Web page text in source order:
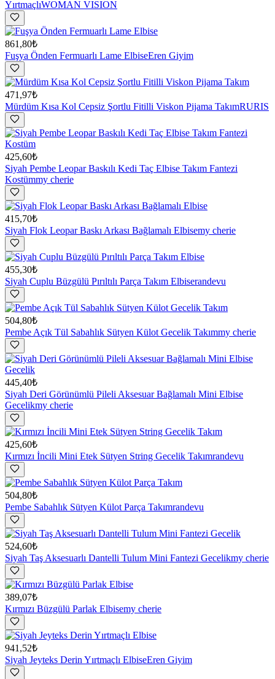
YırtmaçlıWOMAN VISION
861,80₺
Fuşya Önden Fermuarlı Lame ElbiseEren Giyim
471,97₺
Mürdüm Kısa Kol Cepsiz Şortlu Fitilli Viskon Pijama TakımRURIS
425,60₺
Siyah Pembe Leopar Baskılı Kedi Taç Elbise Takım Fantezi
Kostümmy cherie
415,70₺
Siyah Flok Leopar Baskı Arkası Bağlamalı Elbisemy cherie
455,30₺
Siyah Cuplu Büzgülü Pırıltılı Parça Takım Elbiserandevu
504,80₺
Pembe Açık Tül Sabahlık Sütyen Külot Gecelik Takımmy cherie
445,40₺
Siyah Deri Görünümlü Pileli Aksesuar Bağlamalı Mini Elbise
Gecelikmy cherie
425,60₺
Kırmızı İncili Mini Etek Sütyen String Gecelik Takımrandevu
504,80₺
Pembe Sabahlık Sütyen Külot Parça Takımrandevu
524,60₺
Siyah Taş Aksesuarlı Dantelli Tulum Mini Fantezi Gecelikmy cherie
389,07₺
Kırmızı Büzgülü Parlak Elbisemy cherie
941,52₺
Siyah Jeyteks Derin Yırtmaçlı ElbiseEren Giyim